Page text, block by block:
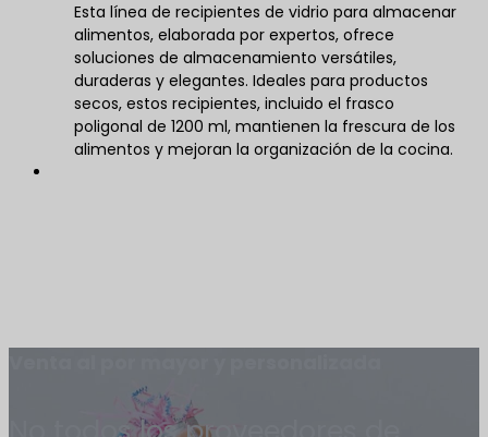
Esta línea de recipientes de vidrio para almacenar
alimentos, elaborada por expertos, ofrece
soluciones de almacenamiento versátiles,
duraderas y elegantes. Ideales para productos
secos, estos recipientes, incluido el frasco
poligonal de 1200 ml, mantienen la frescura de los
alimentos y mejoran la organización de la cocina.